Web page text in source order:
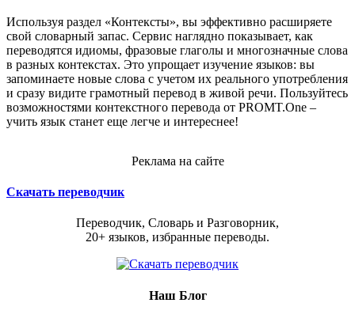
Используя раздел «Контексты», вы эффективно расширяете
свой словарный запас. Сервис наглядно показывает, как
переводятся идиомы, фразовые глаголы и многозначные слова
в разных контекстах. Это упрощает изучение языков: вы
запоминаете новые слова с учетом их реального употребления
и сразу видите грамотный перевод в живой речи. Пользуйтесь
возможностями контекстного перевода от PROMT.One –
учить язык станет еще легче и интереснее!
Реклама на сайте
Скачать переводчик
Переводчик, Словарь и Разговорник,
20+ языков, избранные переводы.
Наш Блог